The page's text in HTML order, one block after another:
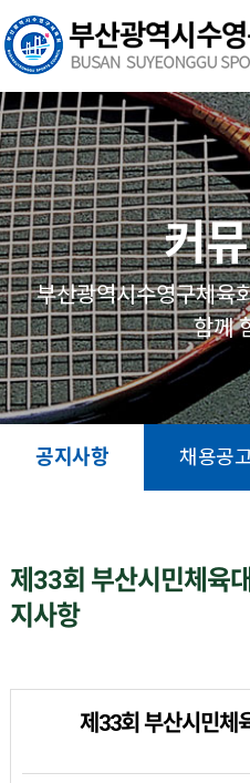
본문 바로가기
열기
열기
열기
열기
열기
열기
커
부산광역시수영구체육
함께
공지사항 채용공
제33회 부산시민체육
지사항
제33회 부산시민체